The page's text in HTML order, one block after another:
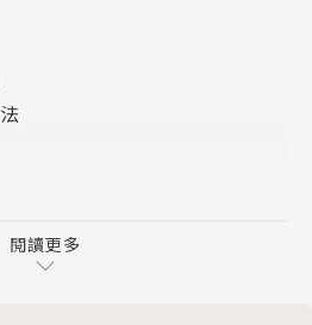
忙，不但幫忙找房子，更以溫
搬家後，亞比跟葡吉成為同班
完成各項作業任務。不過，兩
控」的能力不太相同！
胃口不好時，谷民想盡辦法找
閱讀更多